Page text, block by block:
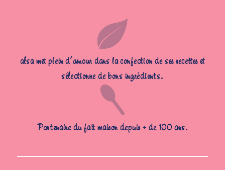
alsa met plein d’amour dans la confection de ses recettes et
sélectionne de bons ingrédients.
Partenaire du fait maison depuis + de 100 ans.